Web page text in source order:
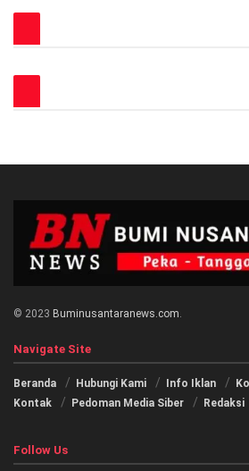
© 2023 Buminusantaranews.com
Navigate Site
Beranda Hubungi Kami Info Iklan
Kontak
Pedoman Media Siber Redaksi
Follow Us